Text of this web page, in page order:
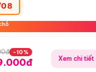
-10%
Xem chi tiết